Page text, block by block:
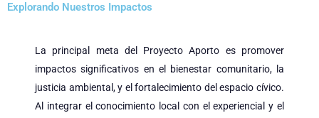
Explorando Nuestros Impactos
La principal meta del Proyecto Aporto es promover
impactos significativos en el bienestar comunitario, la
justicia ambiental, y el fortalecimiento del espacio cívico.
Al integrar el conocimiento local con el experiencial y el